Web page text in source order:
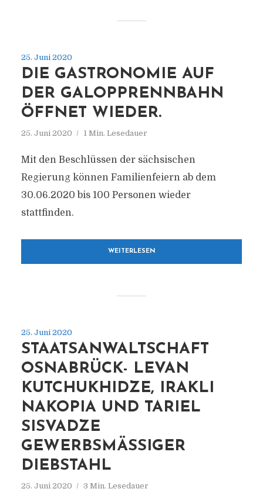
25. Juni 2020
DIE GASTRONOMIE AUF
DER GALOPPRENNBAHN
ÖFFNET WIEDER.
25. Juni 2020 1 Min. Lesedauer
Mit den Beschlüssen der sächsischen
Regierung können Familienfeiern ab dem
30.06.2020 bis 100 Personen wieder
stattfinden.
WEITERLESEN
25. Juni 2020
STAATSANWALTSCHAFT
OSNABRÜCK- LEVAN
KUTCHUKHIDZE, IRAKLI
NAKOPIA UND TARIEL
SISVADZE
GEWERBSMÄSSIGER D
IEBSTAHL
25. Juni 2020 3 Min. Lesedauer